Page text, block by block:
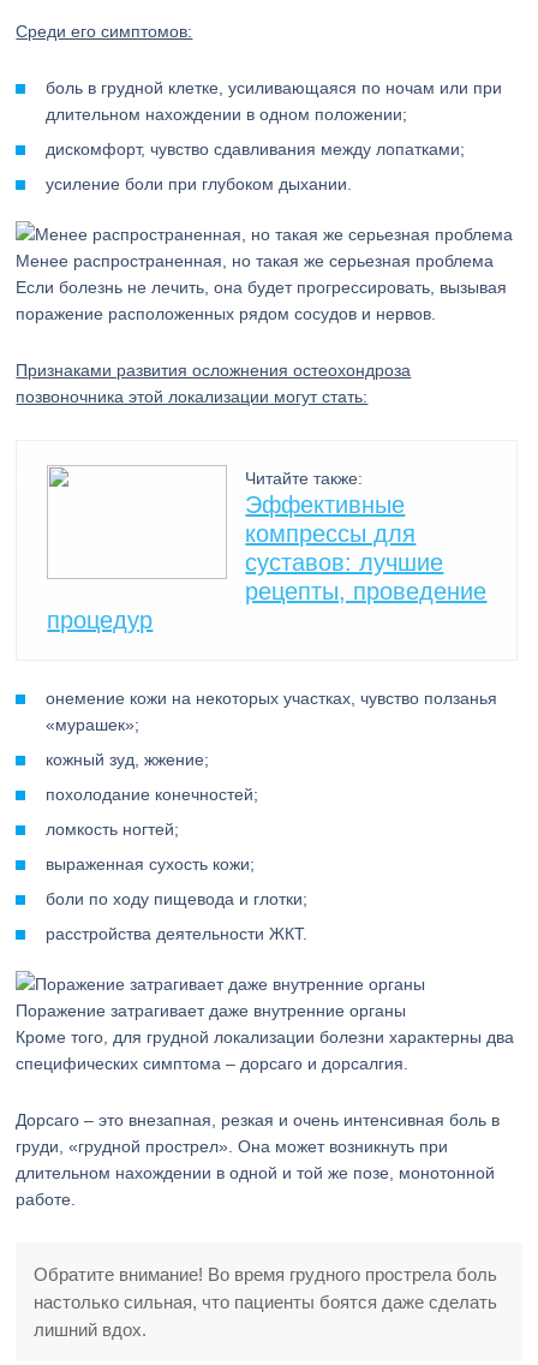
Среди его симптомов:
боль в грудной клетке, усиливающаяся по ночам или при
длительном нахождении в одном положении;
дискомфорт, чувство сдавливания между лопатками;
усиление боли при глубоком дыхании.
Менее распространенная, но такая же серьезная проблема
Если болезнь не лечить, она будет прогрессировать, вызывая
поражение расположенных рядом сосудов и нервов.
Признаками развития осложнения остеохондроза
позвоночника этой локализации могут стать:
Читайте также:
Эффективные
компрессы для
суставов: лучшие
рецепты, проведение
процедур
онемение кожи на некоторых участках, чувство ползанья
«мурашек»;
кожный зуд, жжение;
похолодание конечностей;
ломкость ногтей;
выраженная сухость кожи;
боли по ходу пищевода и глотки;
расстройства деятельности ЖКТ.
Поражение затрагивает даже внутренние органы
Кроме того, для грудной локализации болезни характерны два
специфических симптома – дорсаго и дорсалгия.
Дорсаго – это внезапная, резкая и очень интенсивная боль в
груди, «грудной прострел». Она может возникнуть при
длительном нахождении в одной и той же позе, монотонной
работе.
Обратите внимание! Во время грудного прострела боль
настолько сильная, что пациенты боятся даже сделать
лишний вдох.